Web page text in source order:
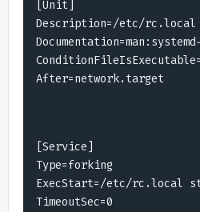
[Unit]
Description=/etc/
After=network.target
[Service]
Type=forking
ExecStart=/etc/rc.local
TimeoutSec=0